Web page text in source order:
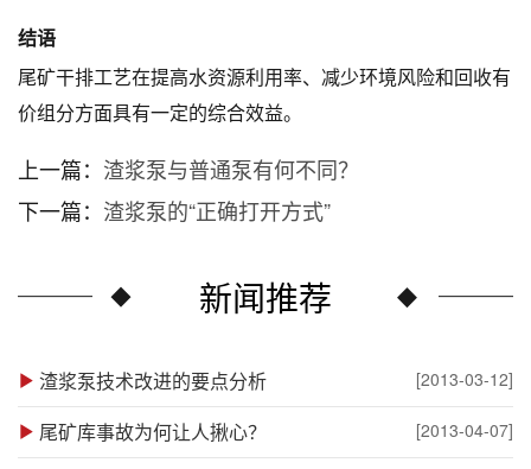
结语
尾矿干排工艺在提高水资源利用率、减少环境风险和回收有
价组分方面具有一定的综合效益。
上一篇： 渣浆泵与普通泵有何不同？
下一篇： 渣浆泵的“正确打开方式”
新闻推荐
渣浆泵技术改进的要点分析 [2013-03-12]
尾矿库事故为何让人揪心？ [2013-04-07]